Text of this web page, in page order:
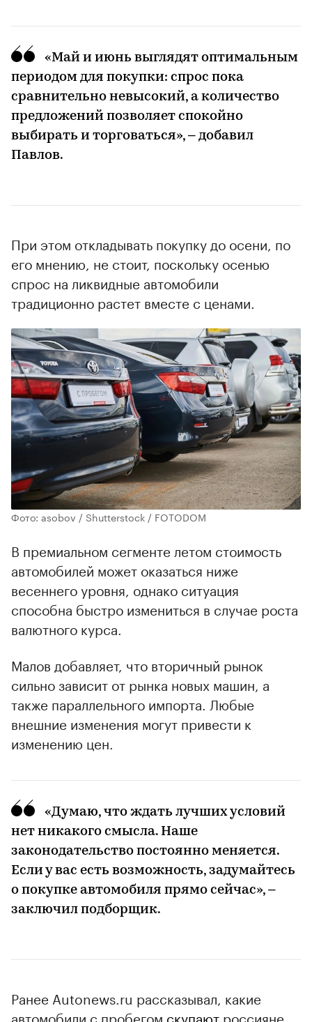
«Май и июнь выглядят оптимальным
периодом для покупки: спрос пока
сравнительно невысокий, а количество
предложений позволяет спокойно
выбирать и торговаться», – добавил
Павлов.
При этом откладывать покупку до осени, по
его мнению, не стоит, поскольку осенью
спрос на ликвидные автомобили
традиционно растет вместе с ценами.
Фото: asobov / Shutterstock / FOTODOM
В премиальном сегменте летом стоимость
автомобилей может оказаться ниже
весеннего уровня, однако ситуация
способна быстро измениться в случае роста
валютного курса.
Малов добавляет, что вторичный рынок
сильно зависит от рынка новых машин, а
также параллельного импорта. Любые
внешние изменения могут привести к
изменению цен.
«Думаю, что ждать лучших условий
нет никакого смысла. Наше
законодательство постоянно меняется.
Если у вас есть возможность, задумайтесь
о покупке автомобиля прямо сейчас», –
заключил подборщик.
Ранее Autonews.ru рассказывал, какие
автомобили с пробегом скупают россияне.